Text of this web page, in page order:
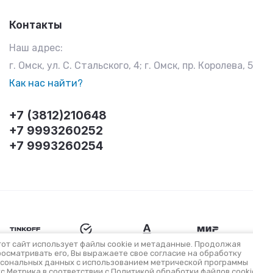
Контакты
Наш адрес:
г. Омск, ул. С. Стальского, 4; г. Омск, пр. Королева,
Как нас найти?
+7 (3812)210648
+7 9993260252
+7 9993260254
сайт использует файлы cookie и метаданные. Продолжая
его, Вы выражаете свое согласие на обработку
данных с использованием метрической программы